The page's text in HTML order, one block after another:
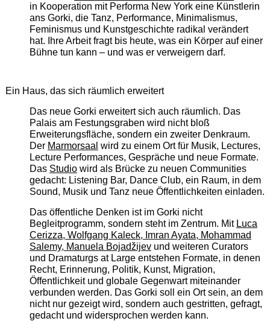
in Kooperation mit Performa New York eine Künstlerin
ans Gorki, die Tanz, Performance, Minimalismus,
Feminismus und Kunstgeschichte radikal verändert
hat. Ihre Arbeit fragt bis heute, was ein Körper auf einer
Bühne tun kann – und was er verweigern darf.
Ein Haus, das sich räumlich erweitert
Das neue Gorki erweitert sich auch räumlich. Das
Palais am Festungsgraben wird nicht bloß
Erweiterungsfläche, sondern ein zweiter Denkraum.
Der Marmorsaal wird zu einem Ort für Musik, Lectures,
Lecture Performances, Gespräche und neue Formate.
Das Studiowird als Brücke zu neuen Communities
gedacht: Listening Bar, Dance Club, ein Raum, in dem
Sound, Musik und Tanz neue Öffentlichkeiten einladen.
Das öffentliche Denken ist im Gorki nicht
Begleitprogramm, sondern steht im Zentrum. Mit Luca
Cerizza, Wolfgang Kaleck, Imran Ayata, Mohammad
Salemy, Manuela Bojadžijevund weiteren Curators
und Dramaturgs at Large entstehen Formate, in denen
Recht, Erinnerung, Politik, Kunst, Migration,
Öffentlichkeit und globale Gegenwart miteinander
verbunden werden. Das Gorki soll ein Ort sein, an dem
nicht nur gezeigt wird, sondern auch gestritten, gefragt,
gedacht und widersprochen werden kann.